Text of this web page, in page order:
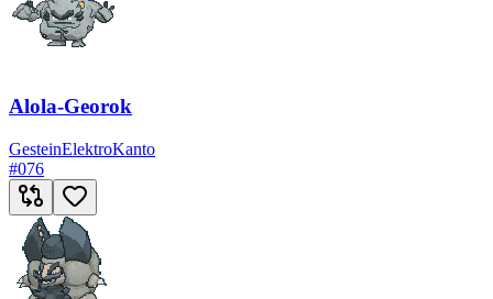
Alola-Georok
GesteinElektroKanto
#076